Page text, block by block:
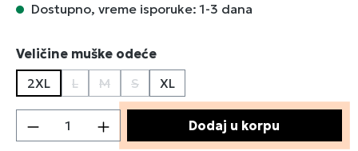
Dostupno, vreme isporuke: 1-3 dana
Izaberi
Veličine muške odeće
2XL
L
(Ova opcija trenutno nije dostupna.)
M
(Ova opcija trenutno nije dostupna.)
S
(Ova opcija trenutno nije dostupna.)
XL
Količina proizvoda: Unesite željenu
Dodaj u korpu